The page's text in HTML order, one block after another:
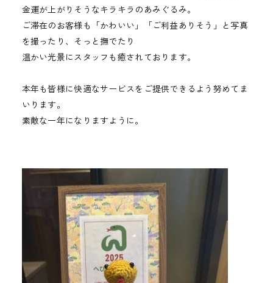
1
3
日
金運が上がりそうなキラキラのあみぐるみ。
ご滞在のお客様も「かわいい」「ご利益ありそう」と写真
を撮ったり、そっと撫でたり
温かい光景にスタッフも癒されております。
本年も皆様に快適なサービスをご提供できるよう努めてま
いります。
素敵な一年になりますように。